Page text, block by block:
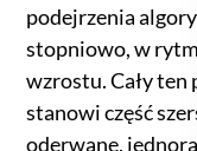
podejrzenia
stopniowo, w
wzrostu. Cały ten
stanowi część
oderwane,